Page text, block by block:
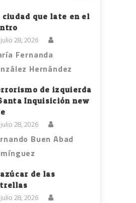
ciudad que late en el
julio 28, 2026
Fernanda
Hernández
de izquierda
Inquisición new
julio 28, 2026
Buen Abad
de las
julio 28, 2026